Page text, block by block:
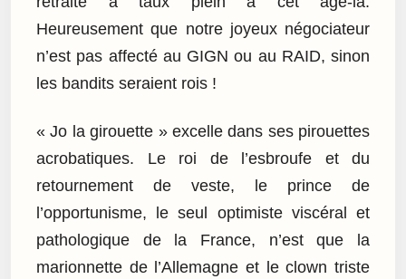
Heureusement que notre joyeux négociateur
n’est pas affecté au GIGN ou au RAID, sinon
les bandits seraient rois !
« Jo la girouette » excelle dans ses pirouettes
acrobatiques. Le roi de l’esbroufe et du
retournement de veste, le prince de
l’opportunisme, le seul optimiste viscéral et
pathologique de la France, n’est que la
marionnette de l’Allemagne et le clown triste